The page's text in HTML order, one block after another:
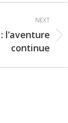
NEXT
l’aventure
continue